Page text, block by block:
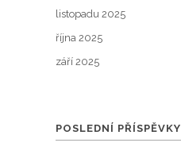
listopadu 2025
října 2025
září 2025
POSLEDNÍ PŘÍSPĚVKY